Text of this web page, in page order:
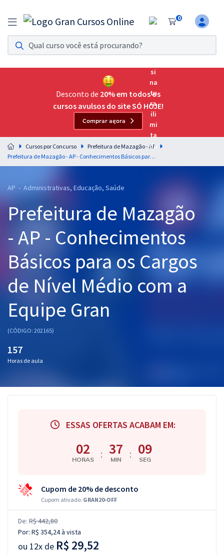
0
Assinatura Ilimitada 11
Acesso a todos os cursos. Teste grátis por 7 dias!
Assinatura OAB Até Passar
Acesso ilimitado a toda preparação para o Exame da
Residências Multiprofissionais
Preparação completa e intensiva para as principais
residências em saúde do Brasil
Cursos 20% OFF
Graduação
OAB
Mentorias
Questões grátis
Conteúdo gratuito
Aprovados
Desconto de 20% em todos os
cursos avulsos do site SÓ HOJE!
Comprar agora
Cursos por Concurso
Prefeitura de Mazagão - AP
Prefeitura de Mazagão - AP - Conhecimentos Básicos para os Cargos de Nível Médio com a Equipe Gran
AP - Administrativas, Educação, Saúde
Prefeitura de Mazagão
- AP - Conhecimentos
Básicos para os Cargos
de Nível Médio com a
Equipe Gran
(CÓDIGO: 202165)
157
Horas de aula
ESSAS OFERTAS ACABAM EM:
02
HORAS : 37
MIN : 08
SEG
Cupom de 20% de desconto
Cupom ativado: GRAN20-OFF
De: R$ 442,80
Por: R$ 354,24à vista
ou 12x de R$ 29,52